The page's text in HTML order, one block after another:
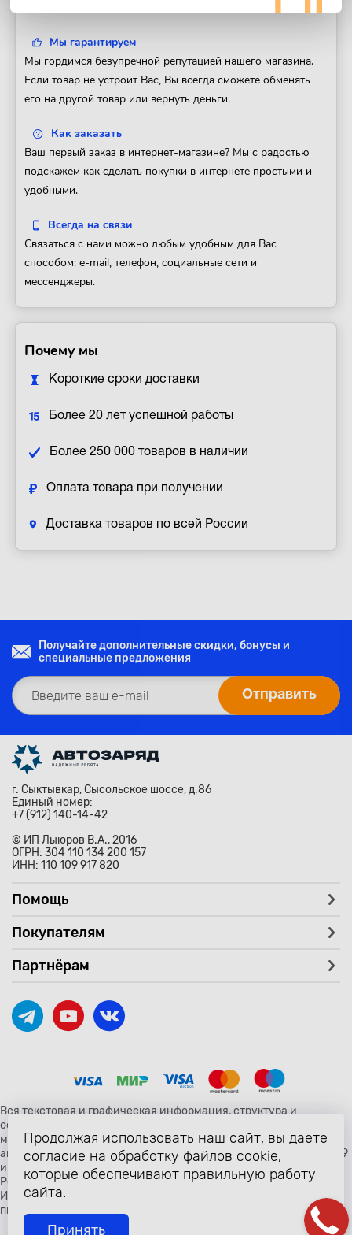
Мы гарантируем
Мы гордимся безупречной репутацией нашего магазина.
Если товар не устроит Вас, Вы всегда сможете обменять
его на другой товар или вернуть деньги.
Как заказать
Ваш первый заказ в интернет-магазине? Мы с радостью
подскажем как сделать покупки в интернете простыми и
удобными.
Всегда на связи
Связаться с нами можно любым удобным для Вас
способом: e-mail, телефон, социальные сети и
мессенджеры.
Почему мы
Короткие сроки доставки
Более 20 лет успешной работы
Более 250 000 товаров в наличии
Оплата товара при получении
Доставка товаров по всей России
Получайте дополнительные скидки, бонусы и
специальные предложения
г. Сыктывкар, Сысольское шоссе, д.86
Единый номер:
+7 (912) 140-14-42
© ИП Лыюров В.А., 2016
ОГРН: 304 110 134 200 157
ИНН: 110 109 917 820
Помощь
Покупателям
Партнёрам
Вся текстовая и графическая информация, структура и
оформление страницы avtozaryad.ru защищены российскими и
международными законами и соглашениями об охране
авторских прав и интеллектуальной собственности (статьи 1259
и 1260 главы 70 «Авторское право» Гражданского Кодекса
Российской Федерации от 18 декабря 2006 года N 230-ФЗ).
Использование любых материалов сайта разрешено только с
письменного согласия владельцев сайта avtozaryad.ru
Продолжая использовать наш сайт, вы даете
согласие на обработку файлов cookie,
которые обеспечивают правильную работу
сайта.